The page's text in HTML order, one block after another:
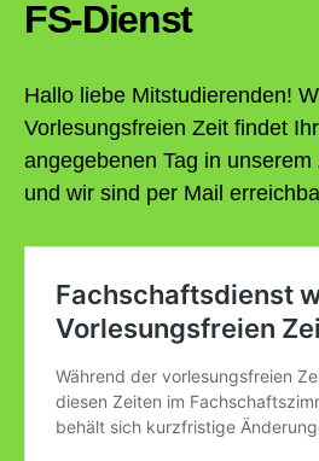
FS-Dienst
Hallo liebe Mitstudierenden!
Vorlesungsfreien Zeit findet
angegebenen Tag in
und wir sind per Mail